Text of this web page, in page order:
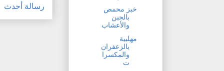
رسالة أحدث
خبز محمص
بالجبن
والأعشاب
مهلبية
بالزعفران
والمكسرا
ت